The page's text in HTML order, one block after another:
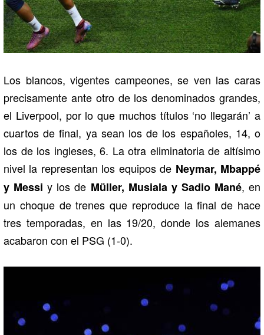
Los blancos, vigentes campeones, se ven las caras
precisamente ante otro de los denominados grandes,
el Liverpool, por lo que muchos títulos ‘no llegarán’ a
cuartos de final, ya sean los de los españoles, 14, o
los de los ingleses, 6. La otra eliminatoria de altísimo
nivel la representan los equipos de Neymar, Mbappé
y Messi y los de Müller, Musiala y Sadio Mané, en
un choque de trenes que reproduce la final de hace
tres temporadas, en las 19/20, donde los alemanes
acabaron con el PSG (1-0).